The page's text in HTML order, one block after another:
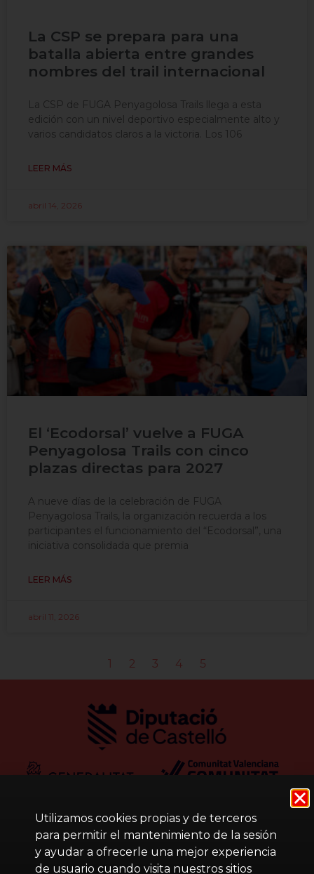
La CSP se prepara para una
batalla abierta entre grandes
nombres del trail internacional
La CSP de FUGA Penyagolosa Trails llega a esta
edición con un nivel deportivo especialmente alto y
varios candidatos claros a la victoria. Los 106
LEER MÁS
abril 14, 2026
El ‘Ecodorsal’ vuelve a FUGA
Penyagolosa Trails con cinco
plazas directas para 2027
A nueve días de la celebración de FUGA
Penyagolosa Trails, la organización recuerda a los
participantes el funcionamiento del “Ecodorsal”, una
iniciativa consolidada que premia
LEER MÁS
abril 11, 2026
1 2 3 4 5
Utilizamos cookies propias y de terceros
para permitir el mantenimiento de la sesión
y ayudar a ofrecerle una mejor experiencia
de usuario cuando visita nuestros sitios